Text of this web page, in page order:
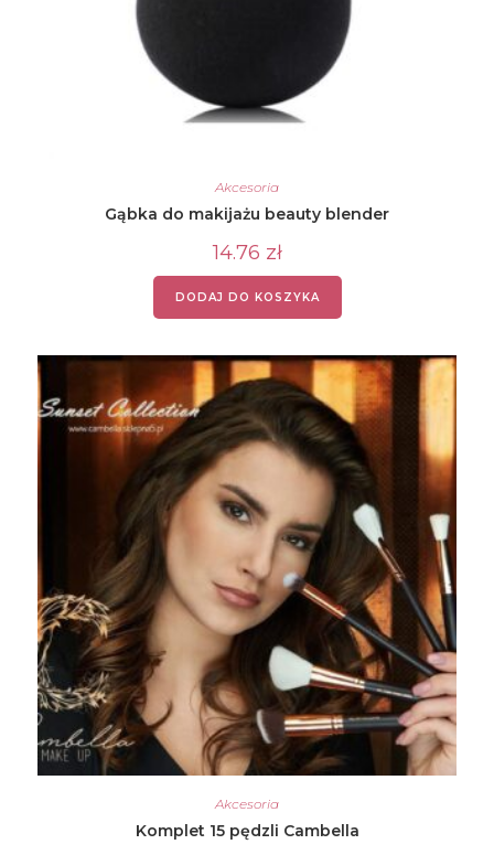
Akcesoria
Gąbka do makijażu beauty blender
14.76 zł
DODAJ DO KOSZYKA
Akcesoria
Komplet 15 pędzli Cambella